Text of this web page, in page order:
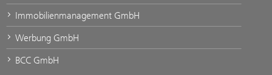
Immobilienmanagement GmbH
Werbung GmbH
BCC GmbH